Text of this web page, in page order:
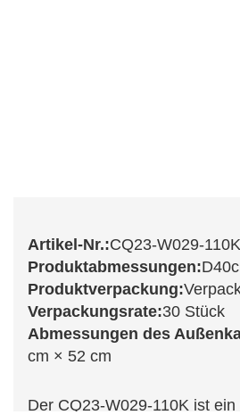
Artikel-Nr.:CQ23-W029-110K
Produktabmessungen:
Produktverpackung:
Verpackungsrate:30 Stück
Abmessungen des
cm × 52 cm
Der CQ23-W029-110K ist